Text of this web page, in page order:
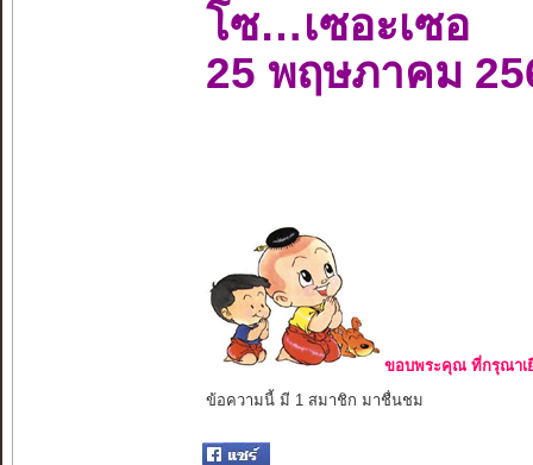
โซ…เซอะเซอ
25 พฤษภาคม
ขอบพระคุณ ที่กรุณาเ
ข้อความนี้ มี 1 สมาชิก มาชื่นชม